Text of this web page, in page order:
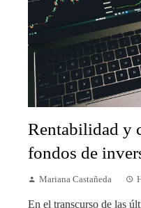
Rentabilidad y
fondos de
Mariana Castañeda
En el transcurso de las